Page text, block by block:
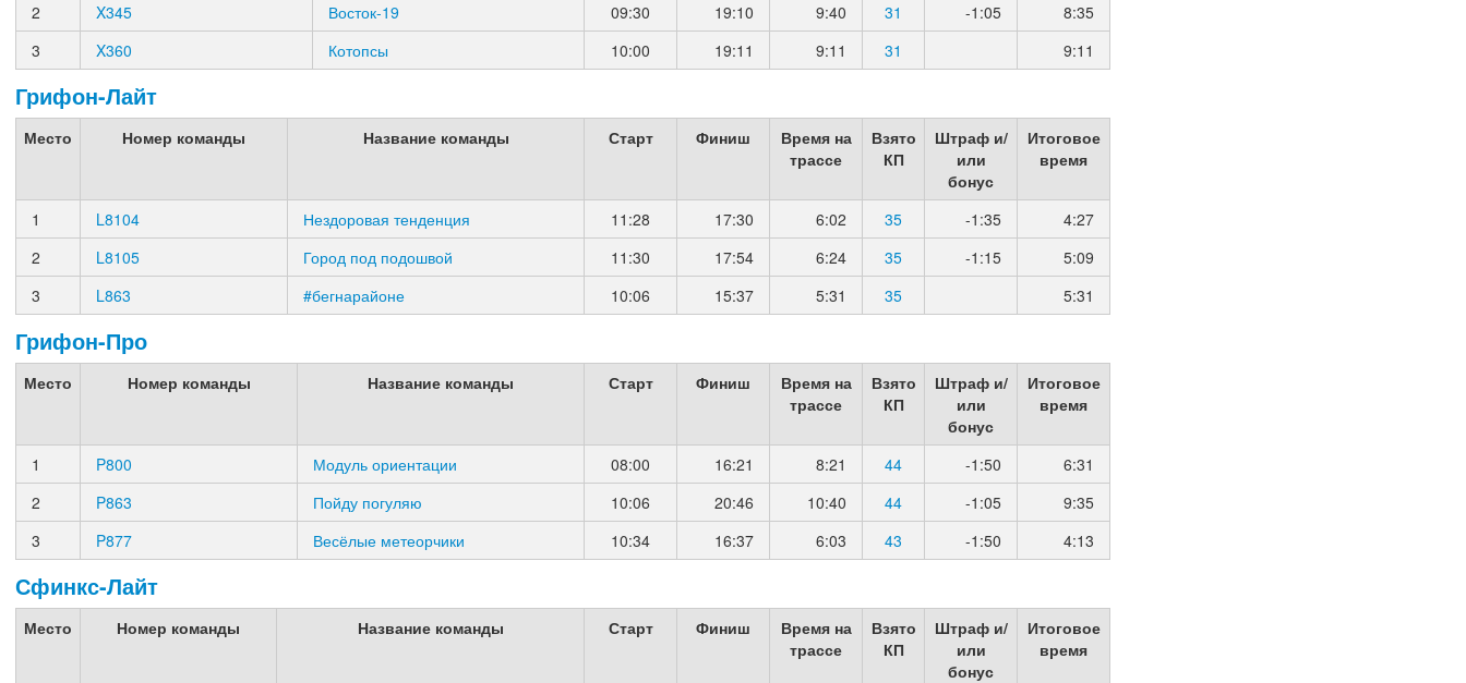
2
X345 Восток-19 09:30 19:10 9:40 31 -1:05
8:35
3
X360 Котопсы 10:00 19:11 9:11 31 9:11
Грифон-Лайт
Место Номер команды Название команды Старт Финиш
Время на
трассе
Взято
КП
Штраф и/
или
бонус
Итоговое
время
1 L8104 Нездоровая тенденция 11:28 17:30 6:02 35 -1:35
4:27
2
L8105 Город под подошвой 11:30 17:54 6:24 35 -1:15
5:09
3
L863 #бегнарайоне 10:06 15:37 5:31 35 5:31
Грифон-Про
Место Номер команды Название команды Старт Финиш
Время на
трассе
Взято
КП
Штраф и/
или
бонус
Итоговое
время
1 P800 Модуль ориентации 08:00 16:21 8:21 44 -1:50
6:31
2
P863 Пойду погуляю 10:06 20:46 10:40 44 -1:05
9:35
3
P877 Весёлые метеорчики 10:34 16:37 6:03 43 -1:50 4:13
Сфинкс-Лайт
Место Номер команды Название команды Старт Финиш
Время на
трассе
Взято
КП
Штраф и/
или
бонус
Итоговое
время